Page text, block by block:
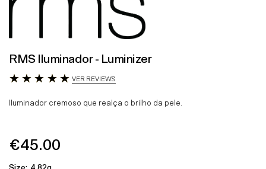
RMS Iluminador - Luminizer
VER REVIEWS
Iluminador cremoso que realça o brilho da pele.
Preço
€45.00